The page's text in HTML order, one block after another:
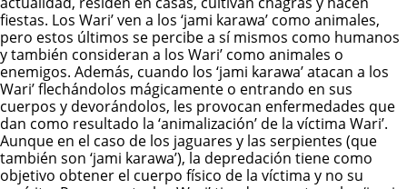
fiestas. Los Wari’ ven a los ‘jami karawa’ como animales,
pero estos últimos se percibe a sí mismos como humanos
y también consideran a los Wari’ como animales o
enemigos. Además, cuando los ‘jami karawa’ atacan a los
Wari’ flechándolos mágicamente o entrando en sus
cuerpos y devorándolos, les provocan enfermedades que
dan como resultado la ‘animalización’ de la víctima Wari’.
Aunque en el caso de los jaguares y las serpientes (que
también son ‘jami karawa’), la depredación tiene como
objetivo obtener el cuerpo físico de la víctima y no su